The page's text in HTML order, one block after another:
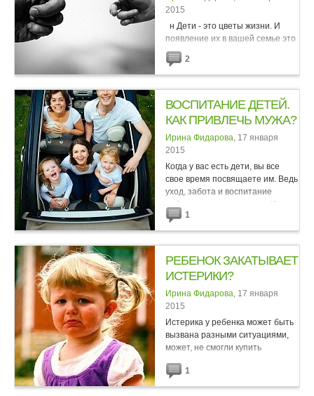
2015
н Дети - это цветы жизни. И
появление их в вашей семье это
настоящее чудо и сплошная
радость. Но вот что делать, если
с появлением вашей радости у
вас нехватка времени? В
современном ритме...
2
ВОСПИТАНИЕ ДЕТЕЙ.
КАК ПРИВЛЕЧЬ МУЖА?
Ирина Фидарова, 17 января
2015
Когда у вас есть дети, вы все
свое время посвящаете им. Ведь
уход, забота и воспитание
ребенка это очень важно. Иногда
не хватает времени, и многие
прибегают к услугам няни. Но
1
РЕБЕНОК ЗАКАТЫВАЕТ
ИСТЕРИКИ?
Ирина Фидарова, 17 января
2015
Истерика у ребенка может быть
вызвана разными ситуациями,
может, не смогли купить
что – то не понравилось. Очень
много родителей сталкиваются с
1